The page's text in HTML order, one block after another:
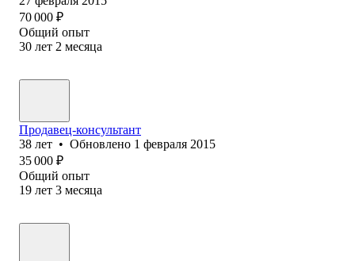
70 000 ₽
Общий опыт
30 лет 2 месяца
Продавец-консультант
38 лет • Обновлено 1 февраля 2015
35 000 ₽
Общий опыт
19 лет 3 месяца